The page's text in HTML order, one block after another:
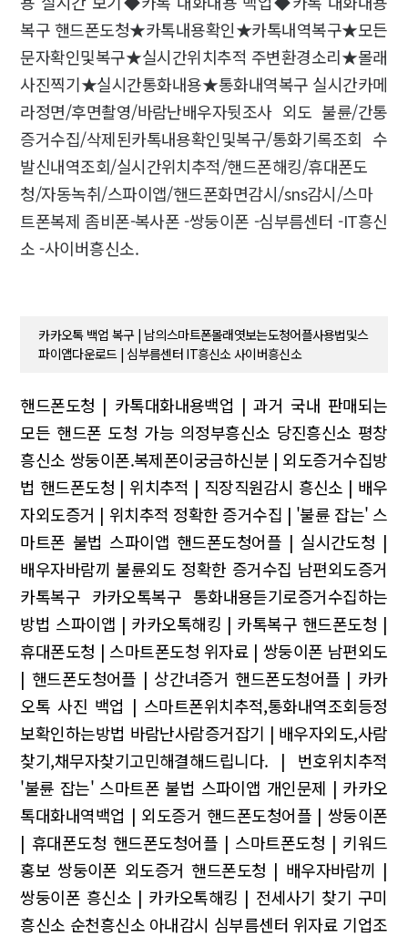
복구 핸드폰도청★카톡내용확인★카톡내역복구★모든
문자확인및복구★실시간위치추적 주변환경소리★몰래
사진찍기★실시간통화내용★통화내역복구 실시간카메
라정면/후면촬영/바람난배우자뒷조사 외도 불륜/간통
증거수집/삭제된카톡내용확인및복구/통화기록조회 수
발신내역조회/실시간위치추적/핸드폰해킹/휴대폰도
청/자동녹취/스파이앱/핸드폰화면감시/sns감시/스마
트폰복제 좀비폰-복사폰 -쌍둥이폰 -심부름센터 -IT흥신
소 -사이버흥신소.
카카오톡 백업 복구 | 남의스마트폰몰래엿보는도청어플사용법및스
파이앱다운로드 | 심부름센터 IT흥신소 사이버흥신소
핸드폰도청 | 카톡대화내용백업 | 과거 국내 판매되는
모든 핸드폰 도청 가능 의정부흥신소 당진흥신소 평창
흥신소 쌍둥이폰.복제폰이궁금하신분 | 외도증거수집방
법 핸드폰도청 | 위치추적 | 직장직원감시 흥신소 | 배우
자외도증거 | 위치추적 정확한 증거수집 | '불륜 잡는' 스
마트폰 불법 스파이앱 핸드폰도청어플 | 실시간도청 |
배우자바람끼 불륜외도 정확한 증거수집 남편외도증거
카톡복구 카카오톡복구 통화내용듣기로증거수집하는
방법 스파이앱 | 카카오톡해킹 | 카톡복구 핸드폰도청 |
휴대폰도청 | 스마트폰도청 위자료 | 쌍둥이폰 남편외도
| 핸드폰도청어플 | 상간녀증거 핸드폰도청어플 | 카카
오톡 사진 백업 | 스마트폰위치추적,통화내역조회등정
보확인하는방법 바람난사람증거잡기 | 배우자외도,사람
찾기,채무자찾기고민해결해드립니다. | 번호위치추적
'불륜 잡는' 스마트폰 불법 스파이앱 개인문제 | 카카오
톡대화내역백업 | 외도증거 핸드폰도청어플 | 쌍둥이폰
| 휴대폰도청 핸드폰도청어플 | 스마트폰도청 | 키워드
홍보 쌍둥이폰 외도증거 핸드폰도청 | 배우자바람끼 |
쌍둥이폰 흥신소 | 카카오톡해킹 | 전세사기 찾기 구미
흥신소 순천흥신소 아내감시 심부름센터 위자료 기업조